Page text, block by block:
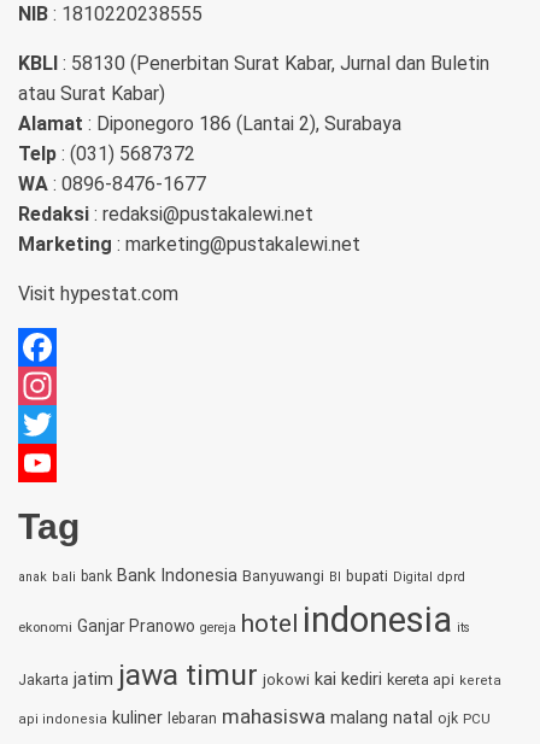
NIB : 1810220238555
KBLI : 58130 (Penerbitan Surat Kabar, Jurnal dan Buletin
atau Surat Kabar)
Alamat : Diponegoro 186 (Lantai 2), Surabaya
Telp : (031) 5687372
WA : 0896-8476-1677
Redaksi : redaksi@pustakalewi.net
Marketing : marketing@pustakalewi.net
Visit hypestat.com
Facebook
Instagram
Twitter
Channel
Tag
anak bali bank Bank Indonesia Banyuwangi BI bupati Digital dprd
ekonomi Ganjar Pranowo gereja hotel indonesia its
Jakarta jatim jawa timur jokowi kai kediri kereta api kereta
api indonesia kuliner lebaran mahasiswa malang natal ojk PCU